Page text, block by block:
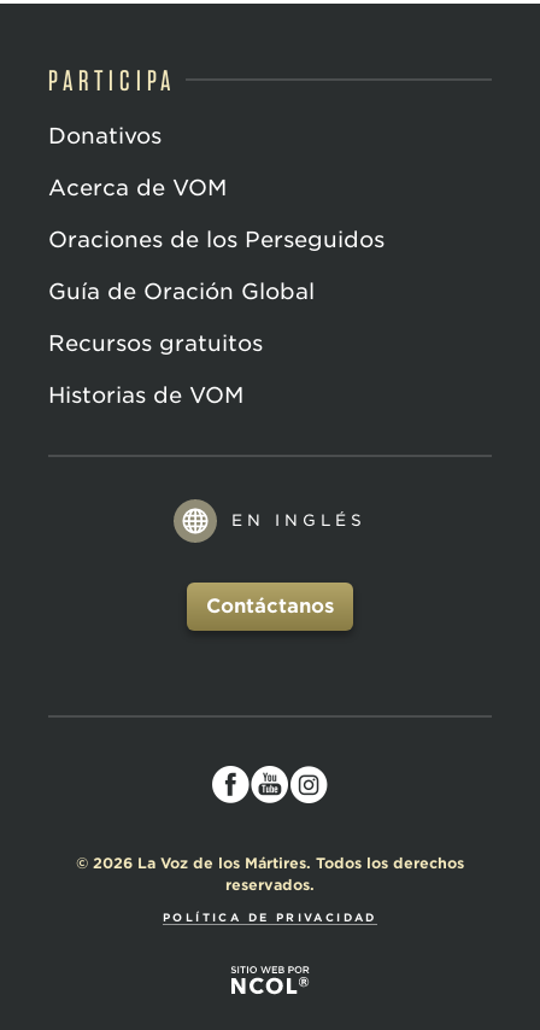
PARTICIPA
Donativos
Acerca de VOM
Oraciones de los Perseguidos
Guía de Oración Global
Recursos gratuitos
Historias de VOM
EN INGLÉS
Contáctanos
© 2026 La Voz de los Mártires. Todos los derechos
reservados.
POLÍTICA DE PRIVACIDAD